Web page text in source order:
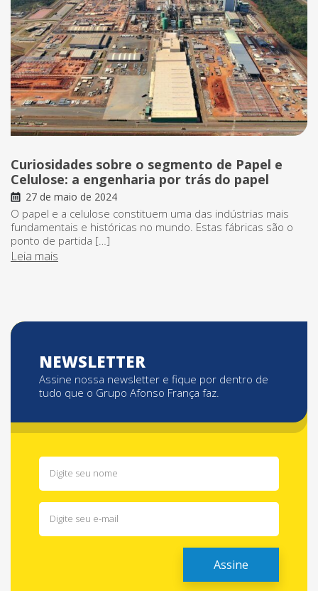
Curiosidades sobre o segmento de Papel e
Celulose: a engenharia por trás do papel
27 de maio de 2024
O papel e a celulose constituem uma das indústrias mais
fundamentais e históricas no mundo. Estas fábricas são o
ponto de partida […]
Leia mais
NEWSLETTER
Assine nossa newsletter e fique por dentro de
tudo que o Grupo Afonso França faz.